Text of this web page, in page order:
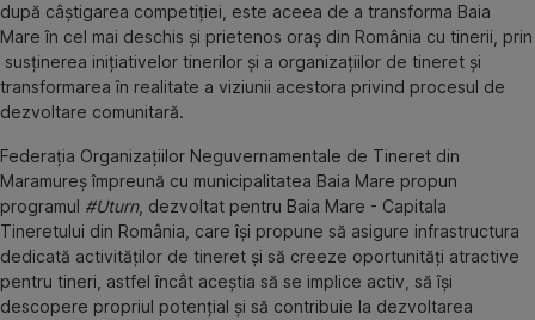
după câștigarea competiției, este aceea de a transforma Baia
Mare în cel mai deschis şi prietenos oraş din România cu tinerii, prin
susținerea inițiativelor tinerilor și a organizațiilor de tineret și
transformarea în realitate a viziunii acestora privind procesul de
dezvoltare comunitară.
Federația Organizațiilor Neguvernamentale de Tineret din
Maramureș împreună cu municipalitatea Baia Mare propun
programul #Uturn, dezvoltat pentru Baia Mare - Capitala
Tineretului din România, care își propune să asigure infrastructura
dedicată activităților de tineret și să creeze oportunități atractive
pentru tineri, astfel încât aceștia să se implice activ, să își
descopere propriul potențial și să contribuie la dezvoltarea